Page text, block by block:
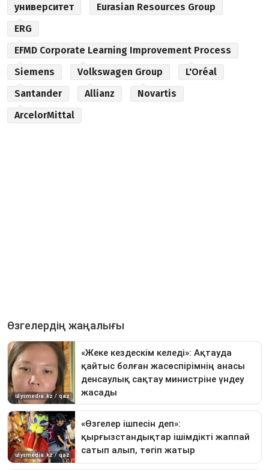
университет
Eurasian Resources Group
ERG
EFMD Corporate Learning Improvement Process
Siemens
Volkswagen Group
L'Oréal
Santander
Allianz
Novartis
ArcelorMittal